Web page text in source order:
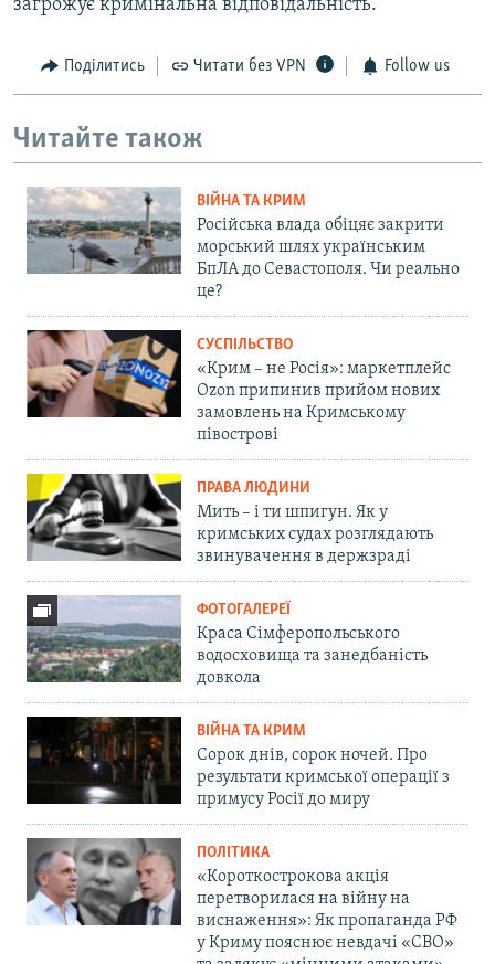
загрожує кримінальна відповідальність.
Поділитись Читати без VPN Follow us
Читайте також
ВІЙНА ТА КРИМ
Російська влада обіцяє закрити
морський шлях українським
БпЛА до Севастополя. Чи реально
це?
СУСПІЛЬСТВО
«Крим – не Росія»: маркетплейс
Ozon припинив прийом нових
замовлень на Кримському
півострові
ПРАВА ЛЮДИНИ
Мить – і ти шпигун. Як у
кримських судах розглядають
звинувачення в держзраді
ФОТОГАЛЕРЕЇ
Краса Сімферопольського
водосховища та занедбаність
довкола
ВІЙНА ТА КРИМ
Сорок днів, сорок ночей. Про
результати кримської операції з
примусу Росії до миру
ПОЛІТИКА
«Короткострокова акція
перетворилася на війну на
виснаження»: Як пропаганда РФ
у Криму пояснює невдачі «СВО»